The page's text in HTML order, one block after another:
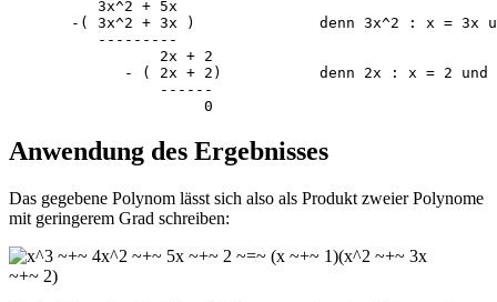
          3x^2 + 5x
-( 3x^2 + 3x )              denn 3x^2
          ---------
                 2x + 2
- ( 2x + 2)           denn 2x : x = 2 und
                 ------
                      0
Anwendung des Ergebnisses
Das gegebene Polynom lässt sich also als Produkt zweier Polynome
mit geringerem Grad schreiben: